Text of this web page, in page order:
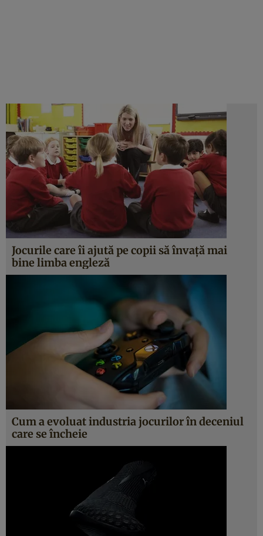
Jocurile care îi ajută pe copii să învaţă mai
bine limba engleză
Cum a evoluat industria jocurilor în deceniul
care se încheie